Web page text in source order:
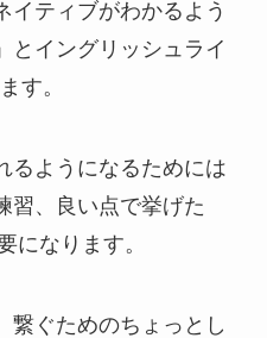
イティブがわかるよう
とイングリッシュライ
す。
るようになるためには
習、良い点で挙げた
になります。
繋ぐためのちょっとし